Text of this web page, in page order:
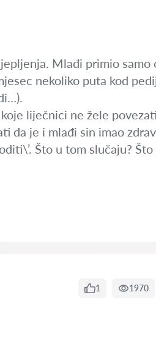
Mlađi primio samo
nekoliko puta kod
liječnici ne žele
da je i mlađi sin imao
Što u tom slučaju? Što
1 1970